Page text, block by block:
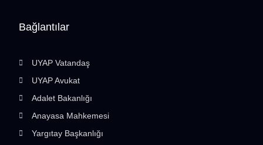
Bağlantılar
UYAP Vatandaş
UYAP Avukat
Adalet Bakanlığı
Anayasa Mahkemesi
Yargıtay Başkanlığı